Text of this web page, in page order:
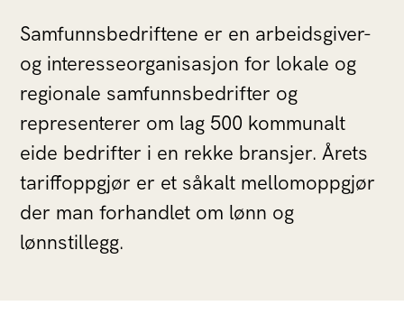
Samfunnsbedriftene er en arbeidsgiver-
og interesseorganisasjon for lokale og
regionale samfunnsbedrifter og
representerer om lag 500 kommunalt
eide bedrifter i en rekke bransjer. Årets
tariffoppgjør er et såkalt mellomoppgjør
der man forhandlet om lønn og
lønnstillegg.